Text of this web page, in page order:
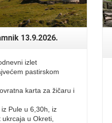
13.9.2026.
izlet
pastirskom
karta za žičaru i
Pule u 6,30h, iz
u Okreti,